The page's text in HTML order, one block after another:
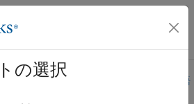
ス ナビゲーション メ
を使用して翻訳されました。最新版の英語
の選択